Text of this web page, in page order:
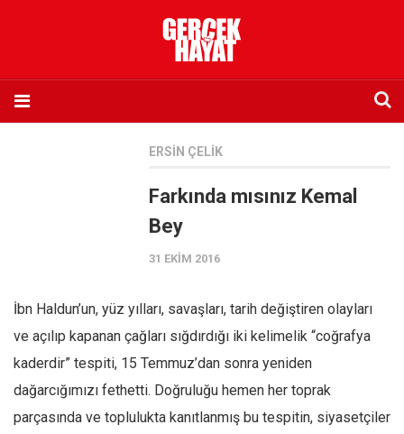
Abone olmak istiyorum
Sosyal Medya
Twitter
Facebook
ERSIN ÇELIK
Farkında mısınız Kemal
Bey
31 EKIM 2016
İbn Haldun’un, yüz yılları, savaşları, tarih değiştiren olayları
ve açılıp kapanan çağları sığdırdığı iki kelimelik “coğrafya
kaderdir” tespiti, 15 Temmuz’dan sonra yeniden
dağarcığımızı fethetti. Doğruluğu hemen her toprak
parçasında ve toplulukta kanıtlanmış bu tespitin, siyasetçiler